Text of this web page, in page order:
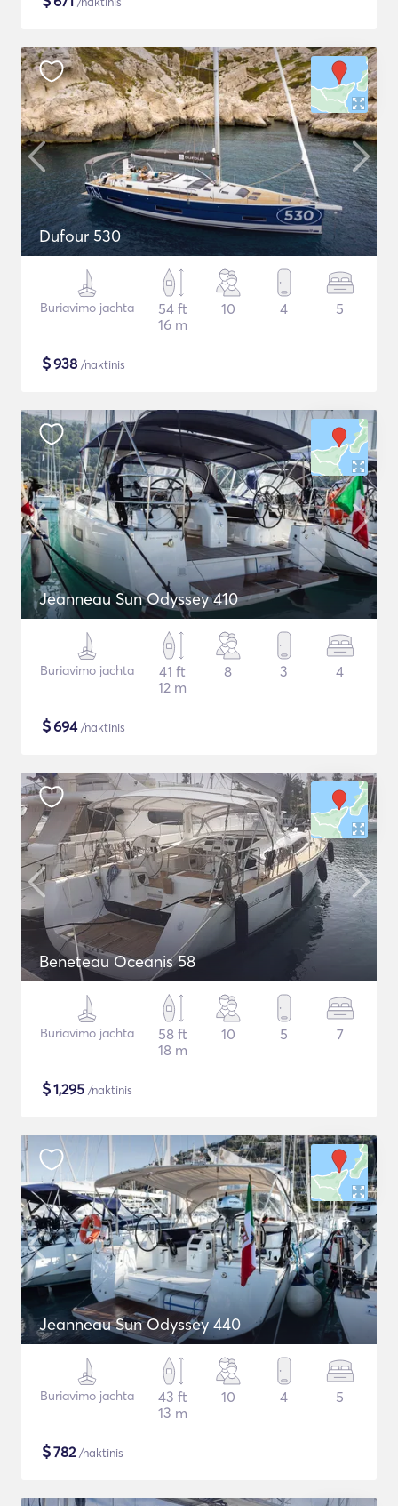
Dufour 530
Buriavimo jachta
54 ft
16 m
10 4 5
$938 /naktinis
Jeanneau Sun Odyssey 410
Buriavimo jachta
41 ft
12 m
8 3 4
$694/naktinis
Beneteau Oceanis 58
Buriavimo jachta
58 ft
18 m
10 5 7
$1,295 /naktinis
Jeanneau Sun Odyssey 440
Buriavimo jachta
43 ft
13 m
10 4 5
$782/naktinis